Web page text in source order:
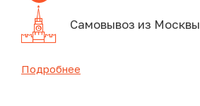
Самовывоз из Москвы
Подробнее